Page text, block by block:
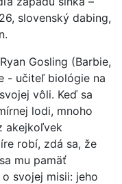
slovenský dabing,
Gosling (Barbie,
- učiteľ biológie na
vôli. Keď sa
lodi, mnoho
akejkoľvek
robí, zdá sa, že
mu pamäť
svojej misii: jeho